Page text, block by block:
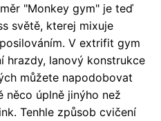
"Monkey gym" je teď
světě, kterej mixuje
V extrifit gym
hrazdy, lanový konstrukce
můžete napodobovat
úplně jinýho než
Tenhle způsob cvičení